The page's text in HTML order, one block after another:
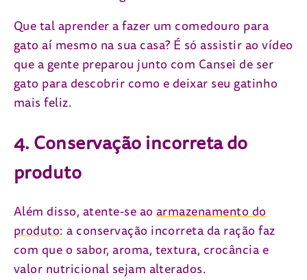
Que tal aprender a fazer um comedouro para
gato aí mesmo na sua casa? É só assistir ao vídeo
que a gente preparou junto com Cansei de ser
gato para descobrir como e deixar seu gatinho
mais feliz.
4. Conservação incorreta do
produto
Além disso, atente-se ao armazenamento do
produto: a conservação incorreta da ração faz
com que o sabor, aroma, textura, crocância e
valor nutricional sejam alterados.